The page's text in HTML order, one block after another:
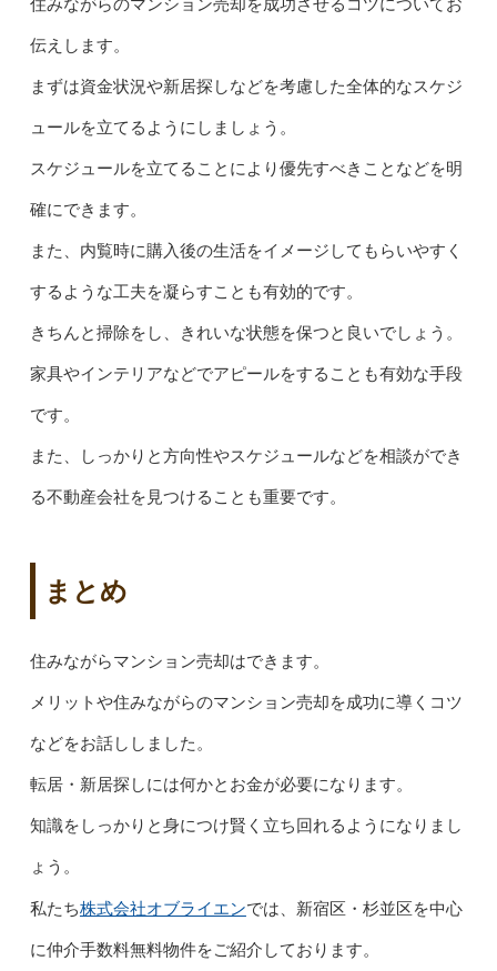
住みながらのマンション売却を成功させるコツについてお
伝えします。
まずは資金状況や新居探しなどを考慮した全体的なスケジ
ュールを立てるようにしましょう。
スケジュールを立てることにより優先すべきことなどを明
確にできます。
また、内覧時に購入後の生活をイメージしてもらいやすく
するような工夫を凝らすことも有効的です。
きちんと掃除をし、きれいな状態を保つと良いでしょう。
家具やインテリアなどでアピールをすることも有効な手段
です。
また、しっかりと方向性やスケジュールなどを相談ができ
る不動産会社を見つけることも重要です。
まとめ
住みながらマンション売却はできます。
メリットや住みながらのマンション売却を成功に導くコツ
などをお話ししました。
転居・新居探しには何かとお金が必要になります。
知識をしっかりと身につけ賢く立ち回れるようになりまし
ょう。
私たち株式会社オブライエンでは、新宿区・杉並区を中心
に仲介手数料無料物件をご紹介しております。